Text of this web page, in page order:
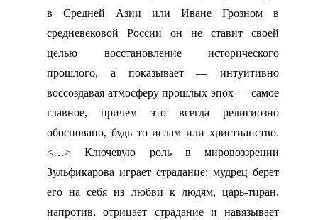
в Средней Азии или Иване Грозном в
средневековой России он не ставит своей
целью восстановление исторического
прошлого, а показывает — интуитивно
воссоздавая атмосферу прошлых эпох — самое
главное, причем это всегда религиозно
обосновано, будь то ислам или христианство.
<…> Ключевую роль в мировоззрении
Зульфикарова играет страдание: мудрец берет
его на себя из любви к людям, царь-тиран,
напротив, отрицает страдание и навязывает